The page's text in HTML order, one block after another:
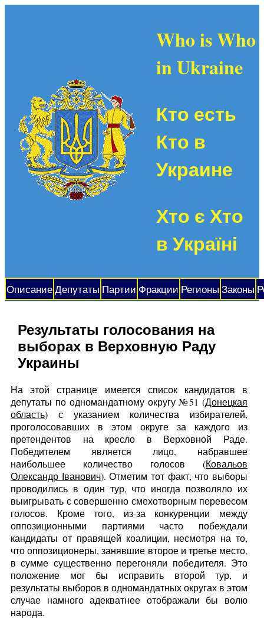
Who is Who
in Ukraine
Кто есть
Кто в
Украине
Хто є Хто
в Україні
Описание Депутаты Партии Фракции Регионы Законы
Результаты голосования на
выборах в Верховную Раду
Украины
На этой странице имеется список кандидатов в
депутаты по одномандатному округу №51 (Донецкая
область) с указанием количества избирателей,
проголосовавших в этом округе за каждого из
претендентов на кресло в Верховной Раде.
Победителем является лицо, набравшее
наибольшее количество голосов (Ковальов
Олександр Іванович). Отметим тот факт, что выборы
проводились в один тур, что иногда позволяло их
выигрывать с совершенно смехотворным перевесом
голосов. Кроме того, из-за конкуренции между
оппозиционными партиями часто побеждали
кандидаты от правящей коалиции, несмотря на то,
что оппозиционеры, занявшие второе и третье место,
в сумме существенно перегоняли победителя. Это
положение мог бы исправить второй тур, и
результаты выборов в одномандатных округах в этом
случае намного адекватнее отображали бы волю
народа.